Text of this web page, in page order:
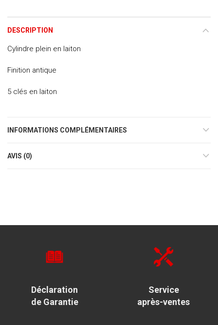
DESCRIPTION
Cylindre plein en laiton
Finition antique
5 clés en laiton
INFORMATIONS COMPLÉMENTAIRES
AVIS (0)
Déclaration
de Garantie
Service
après-ventes